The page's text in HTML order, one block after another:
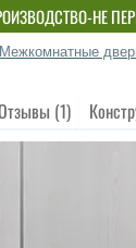
НЕ
Межкомнатные
(1)